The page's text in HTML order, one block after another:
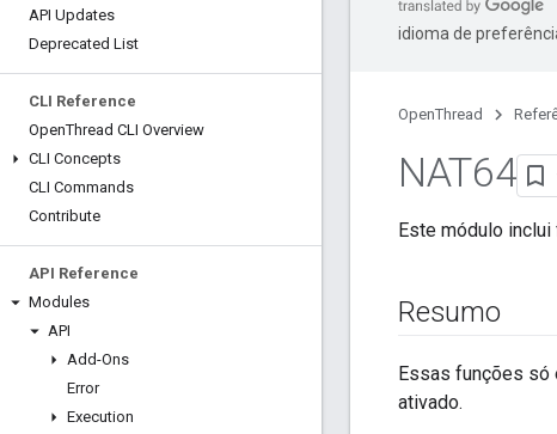
API Updates
Deprecated List
CLI Reference
OpenThread CLI Overview
CLI Concepts
CLI Commands
Contribute
API Reference
Modules
API
Add-Ons
Error
Execution
idioma de
OpenThread
NAT64
Este módulo inclui
Resumo
Essas funções só
ativado.